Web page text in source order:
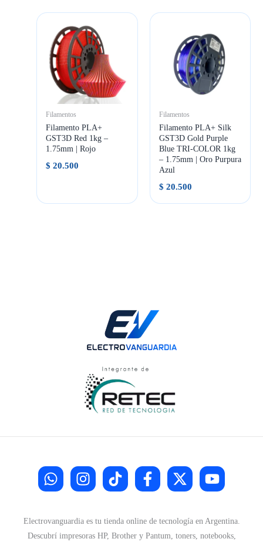
Filamentos
Filamento PLA+
GST3D Red 1kg –
1.75mm | Rojo
$ 20.500
Filamentos
Filamento PLA+ Silk
GST3D Gold Purple
Blue TRI-COLOR 1kg
– 1.75mm | Oro Purpura
Azul
$ 20.500
Electrovanguardia es tu tienda online de tecnología en Argentina.
Descubrí impresoras HP, Brother y Pantum, toners, notebooks,